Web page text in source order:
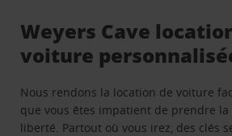
Weyers Cave
voiture
Nous rendons la location de voiture
que vous êtes impatient de prendre
liberté. Partout où vous irez, des clés